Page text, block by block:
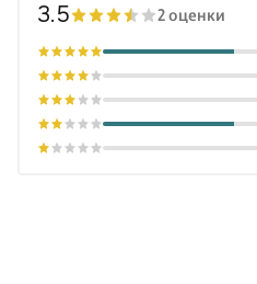
3.5 2 оценки